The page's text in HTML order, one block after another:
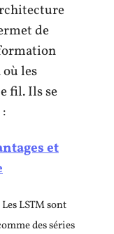
de
où les
fil. Ils se
et
Les LSTM sont
des séries